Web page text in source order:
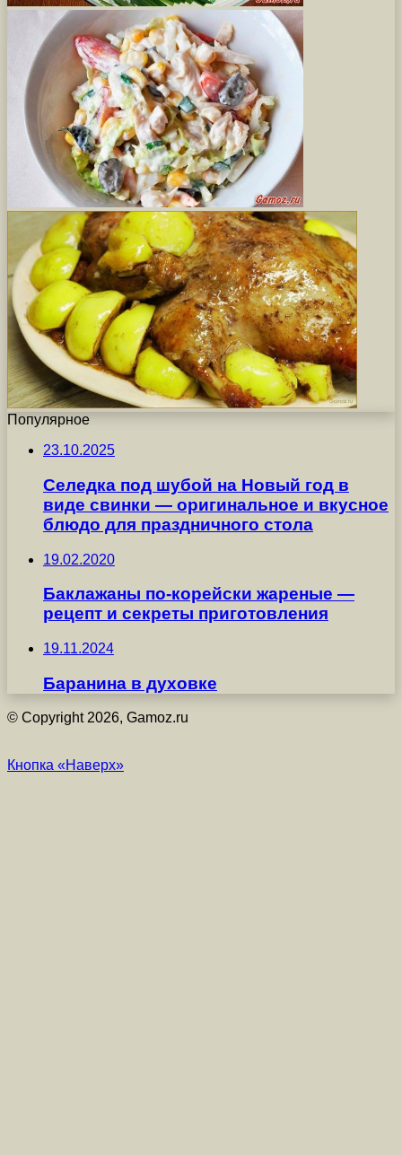
Популярное
23.10.2025
Селедка под шубой на Новый год в
виде свинки — оригинальное и вкусное
блюдо для праздничного стола
19.02.2020
Баклажаны по-корейски жареные —
рецепт и секреты приготовления
19.11.2024
Баранина в духовке
© Copyright 2026, Gamoz.ru
Кнопка «Наверх»